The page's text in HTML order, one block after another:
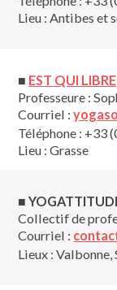
Lieu : Antibes et
■ EST QUI LIBRE
Professeure :
Courriel :
Téléphone : +33
Lieu : Grasse
■
Collectif de
Courriel :
Lieux :